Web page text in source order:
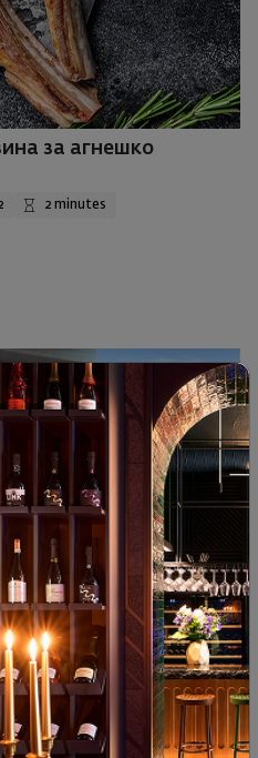
за агнешко
2 minutes
изненади
2 minutes